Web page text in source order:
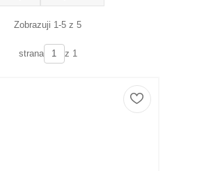
Zobrazuji 1-5 z 5
strana z 1